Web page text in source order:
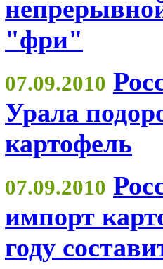
"фри"
07.09.2010
Урала
картофель
07.09.2010
импорт
году